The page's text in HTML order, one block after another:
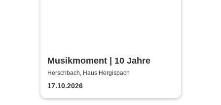
Musikmoment | 10 Jahre
Herschbach, Haus Hergispach
17.10.2026